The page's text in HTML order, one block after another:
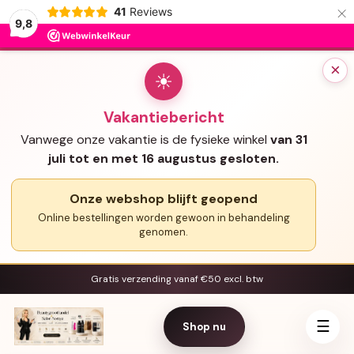
9,8
41 Reviews ×
×
☀
Vakantiebericht
Vanwege onze vakantie is de fysieke winkel van 31
juli tot en met 16 augustus gesloten.
Onze webshop blijft geopend
Online bestellingen worden gewoon in behandeling
genomen.
Gratis verzending vanaf €50 excl. btw
Shop nu ☰